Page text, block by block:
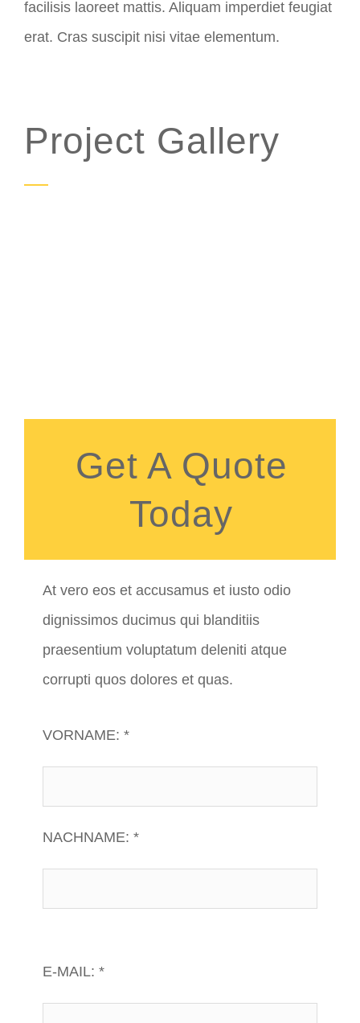
facilisis laoreet mattis. Aliquam imperdiet feugiat
erat. Cras suscipit nisi vitae elementum.
Project Gallery
Get A Quote
Today
At vero eos et accusamus et iusto odio
dignissimos ducimus qui blanditiis
praesentium voluptatum deleniti atque
corrupti quos dolores et quas.
VORNAME: *
NACHNAME: *
E-MAIL: *